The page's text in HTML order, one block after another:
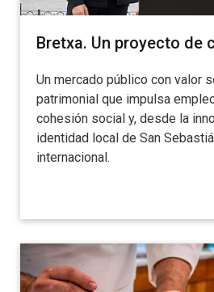
Bretxa. Un proyecto de
Un mercado público con valor
patrimonial que impulsa
cohesión social y, desde la
identidad local de San
internacional.